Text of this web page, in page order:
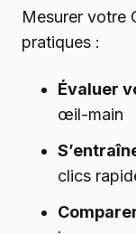
Mesurer votre
pratiques :
Évaluer
œil-main
clics